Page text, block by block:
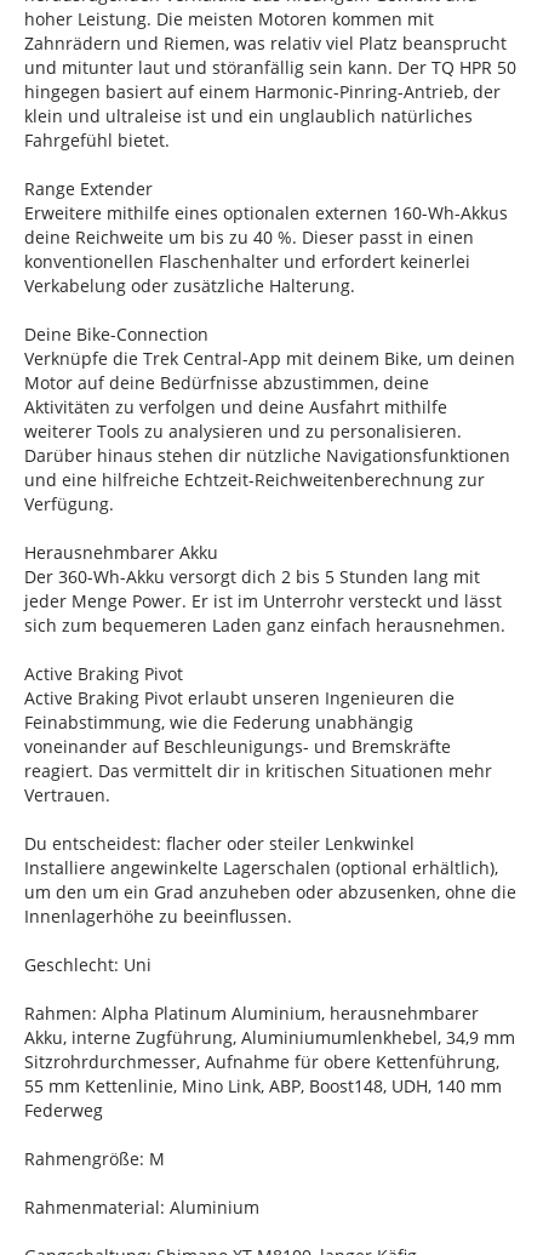
hoher Leistung. Die meisten Motoren kommen mit
Zahnrädern und Riemen, was relativ viel Platz beansprucht
und mitunter laut und störanfällig sein kann. Der TQ HPR 50
hingegen basiert auf einem Harmonic-Pinring-Antrieb, der
klein und ultraleise ist und ein unglaublich natürliches
Fahrgefühl bietet.
Range Extender
Erweitere mithilfe eines optionalen externen 160-Wh-Akkus
deine Reichweite um bis zu 40 %. Dieser passt in einen
konventionellen Flaschenhalter und erfordert keinerlei
Verkabelung oder zusätzliche Halterung.
Deine Bike-Connection
Verknüpfe die Trek Central-App mit deinem Bike, um deinen
Motor auf deine Bedürfnisse abzustimmen, deine
Aktivitäten zu verfolgen und deine Ausfahrt mithilfe
weiterer Tools zu analysieren und zu personalisieren.
Darüber hinaus stehen dir nützliche Navigationsfunktionen
und eine hilfreiche Echtzeit-Reichweitenberechnung zur
Verfügung.
Herausnehmbarer Akku
Der 360-Wh-Akku versorgt dich 2 bis 5 Stunden lang mit
jeder Menge Power. Er ist im Unterrohr versteckt und lässt
sich zum bequemeren Laden ganz einfach herausnehmen.
Active Braking Pivot
Active Braking Pivot erlaubt unseren Ingenieuren die
Feinabstimmung, wie die Federung unabhängig
voneinander auf Beschleunigungs- und Bremskräfte
reagiert. Das vermittelt dir in kritischen Situationen mehr
Vertrauen.
Du entscheidest: flacher oder steiler Lenkwinkel
Installiere angewinkelte Lagerschalen (optional erhältlich),
um den um ein Grad anzuheben oder abzusenken, ohne die
Innenlagerhöhe zu beeinflussen.
Geschlecht: Uni
Rahmen: Alpha Platinum Aluminium, herausnehmbarer
Akku, interne Zugführung, Aluminiumumlenkhebel, 34,9 mm
Sitzrohrdurchmesser, Aufnahme für obere Kettenführung,
55 mm Kettenlinie, Mino Link, ABP, Boost148, UDH, 140 mm
Federweg
Rahmengröße: M
Rahmenmaterial: Aluminium